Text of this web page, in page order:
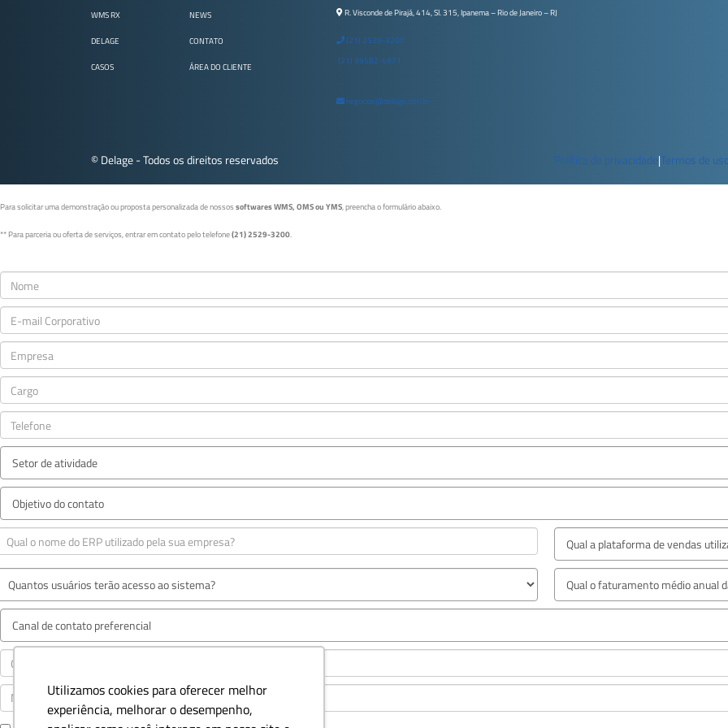
Utilizamos cookies para oferecer melhor
experiência, melhorar o desempenho,
WMS RX
DELAGE
CASOS
NEWS
CONTATO
ÁREA DO CLIENTE
R. Visconde de Pirajá, 414, Sl. 315, Ipanema – Rio de Janeiro – RJ
(21) 2529-3200
(21) 99582-4971
negocios@delage.com.br
© Delage - Todos os direitos reservados Política de privacidade|Termos de
Para solicitar uma demonstração ou proposta personalizada de nossossoftwares WMS, OMS ou YMS, preencha o formulário abaixo.
** Para parceria ou oferta de serviços, entrar em contato pelo telefone(21) 2529-3200.